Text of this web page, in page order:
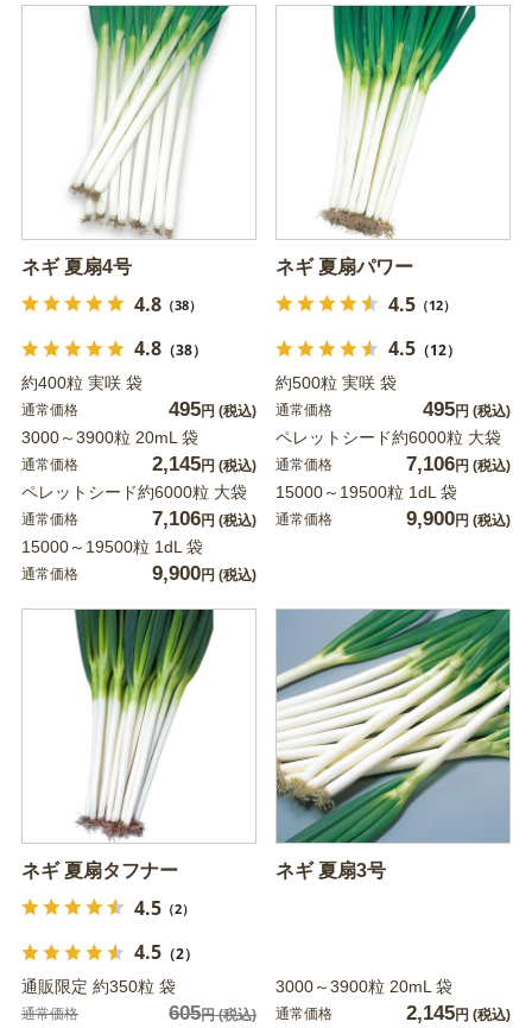
ネギ 夏扇4号
4.8（38）
4.8（38）
約400粒 実咲 袋
通常価格 495円 (税込)
3000～3900粒 20mL 袋
通常価格 2,145円 (税込)
ペレットシード約6000粒 大袋
通常価格 7,106円 (税込)
15000～19500粒 1dL 袋
通常価格 9,900円 (税込)
ネギ 夏扇パワー
4.5（12）
4.5（12）
約500粒 実咲 袋
通常価格 495円 (税込)
ペレットシード約6000粒 大袋
通常価格 7,106円 (税込)
15000～19500粒 1dL 袋
通常価格 9,900円 (税込)
ネギ 夏扇タフナー
4.5（2）
4.5（2）
通販限定 約350粒 袋
通常価格 605円(税込)
ネギ 夏扇3号
3000～3900粒 20mL 袋
通常価格 2,145円 (税込)